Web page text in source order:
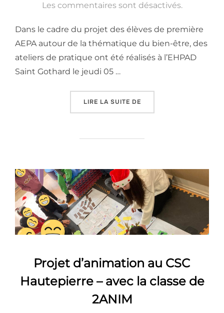
Les commentaires sont désactivés.
Dans le cadre du projet des élèves de première
AEPA autour de la thématique du bien-être, des
ateliers de pratique ont été réalisés à l’EHPAD
Saint Gothard le jeudi 05 …
LIRE LA SUITE DE« ATELIERS BIEN-ÊTRE À
Projet d’animation au CSC
Hautepierre – avec la classe de
2ANIM